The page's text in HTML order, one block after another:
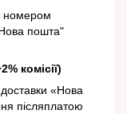
номером
пошта"
комісії)
«Нова
післяплатою